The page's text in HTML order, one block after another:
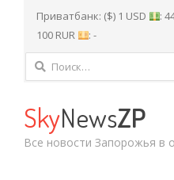
Приватбанк: ($) 1 USD :
100 RUR
: -
Найти:
SkyNewsZP
Все новости Запорожья в